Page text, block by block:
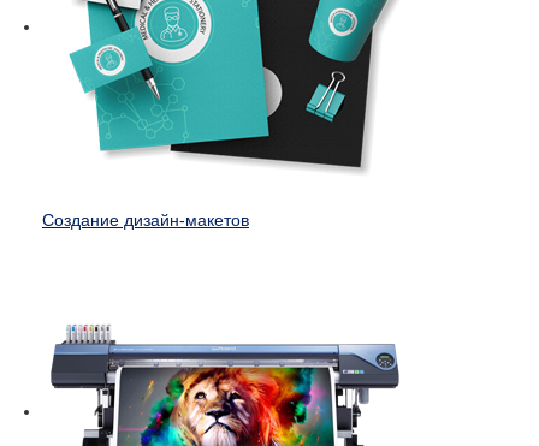
Создание дизайн-макетов